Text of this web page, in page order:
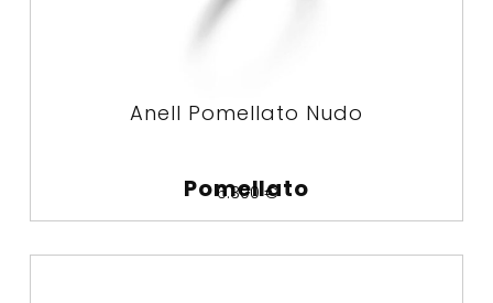
Anell Pomellato Nudo
Pomellato
6.300€